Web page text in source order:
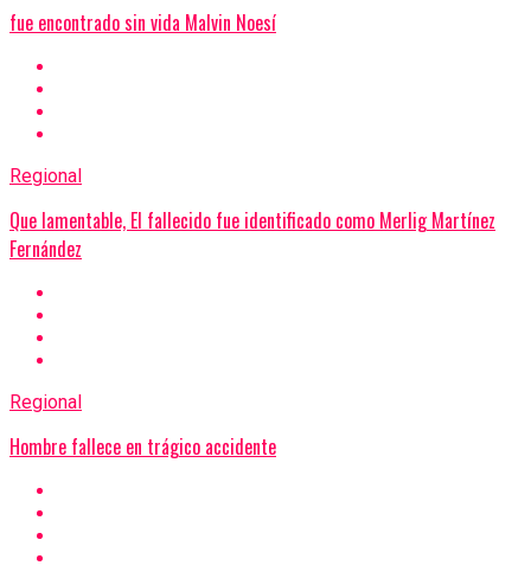
fue encontrado sin vida Malvin Noesí
Regional
Que lamentable, El fallecido fue identificado como Merlig Martínez
Fernández
Regional
Hombre fallece en trágico accidente